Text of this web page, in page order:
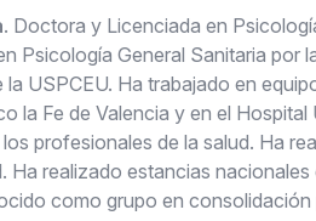
. Doctora y Licenciada en
Psicología General Sanitaria
USPCEU. Ha trabajado en
la Fe de Valencia y en el
profesionales de la salud. Ha
Ha realizado estancias
como grupo en